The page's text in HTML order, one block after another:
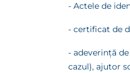
- Actele de
- certificat de
- adeverinţă
cazul), ajutor